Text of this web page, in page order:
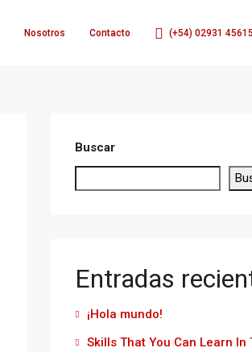
Nosotros Contacto (+54) 02931
Buscar
Entradas
¡Hola mundo!
Skills That You Can Learn In